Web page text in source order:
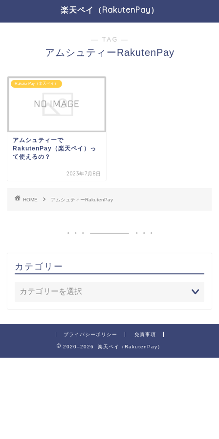
楽天ペイ（RakutenPay）
― TAG ―
アムシュティーRakutenPay
RakutenPay（楽天ペイ）
アムシュティーで
RakutenPay（楽天ペイ）っ
て使えるの？
2023年7月8日
HOME アムシュティーRakutenPay
カテゴリー
プライバシーポリシー 免責事項
2020–2026 楽天ペイ（RakutenPay）